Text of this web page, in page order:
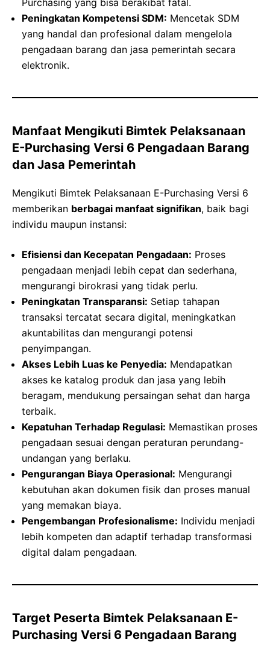
Peningkatan Kompetensi SDM: Mencetak SDM
yang handal dan profesional dalam mengelola
pengadaan barang dan jasa pemerintah secara
elektronik.
Manfaat Mengikuti Bimtek Pelaksanaan
E-Purchasing Versi 6 Pengadaan Barang
dan Jasa Pemerintah
Mengikuti Bimtek Pelaksanaan E-Purchasing Versi 6
memberikan berbagai manfaat signifikan, baik bagi
individu maupun instansi:
Efisiensi dan Kecepatan Pengadaan: Proses
pengadaan menjadi lebih cepat dan sederhana,
mengurangi birokrasi yang tidak perlu.
Peningkatan Transparansi: Setiap tahapan
transaksi tercatat secara digital, meningkatkan
akuntabilitas dan mengurangi potensi
penyimpangan.
Akses Lebih Luas ke Penyedia: Mendapatkan
akses ke katalog produk dan jasa yang lebih
beragam, mendukung persaingan sehat dan harga
terbaik.
Kepatuhan Terhadap Regulasi: Memastikan proses
pengadaan sesuai dengan peraturan perundang-
undangan yang berlaku.
Pengurangan Biaya Operasional: Mengurangi
kebutuhan akan dokumen fisik dan proses manual
yang memakan biaya.
Pengembangan Profesionalisme: Individu menjadi
lebih kompeten dan adaptif terhadap transformasi
digital dalam pengadaan.
Target Peserta Bimtek Pelaksanaan E-
Purchasing Versi 6 Pengadaan Barang